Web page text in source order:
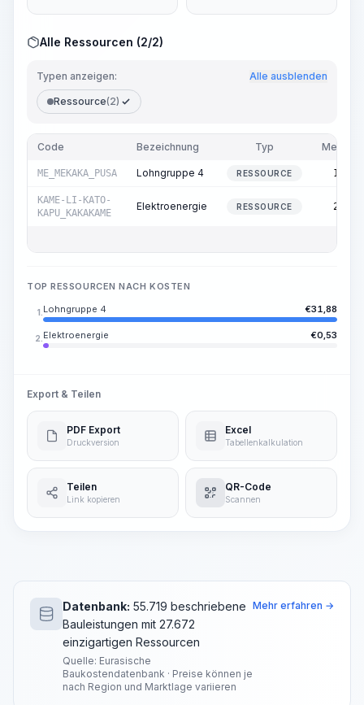
Alle Ressourcen (2/2)
Typen anzeigen: Alle ausblenden
Ressource(2)
Code Bezeichnung Typ Menge
ME_MEKAKA_PUSA Lohngruppe 4 RESSOURCE 1,56
KAME-LI-KATO-
KAPU_KAKAKAME
Elektroenergie RESSOURCE 2,45
TOP RESSOURCEN NACH KOSTEN
1. Lohngruppe 4 €31,88
2. Elektroenergie €0,53
Export & Teilen
PDF Export
Druckversion
Excel
Tabellenkalkulation
Teilen
Link kopieren
QR-Code
Scannen
Datenbank: 55.719 beschriebene
Bauleistungen mit 27.672
einzigartigen Ressourcen
Quelle: Eurasische
Baukostendatenbank · Preise können je
nach Region und Marktlage variieren
Mehr erfahren →